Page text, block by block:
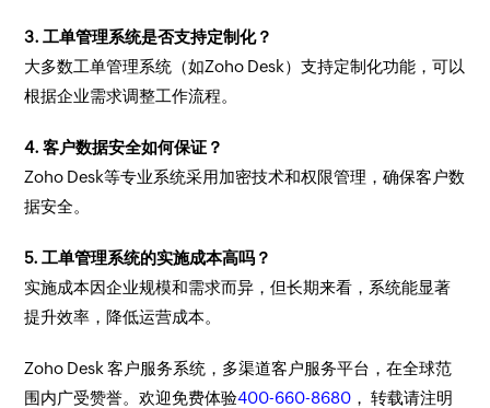
3. 工单管理系统是否支持定制化？
大多数工单管理系统（如Zoho Desk）支持定制化功能，可以
根据企业需求调整工作流程。
4. 客户数据安全如何保证？
Zoho Desk等专业系统采用加密技术和权限管理，确保客户数
据安全。
5. 工单管理系统的实施成本高吗？
实施成本因企业规模和需求而异，但长期来看，系统能显著
提升效率，降低运营成本。
Zoho Desk 客户服务系统，多渠道客户服务平台，在全球范
围内广受赞誉。欢迎免费体验400-660-8680 ， 转载请注明